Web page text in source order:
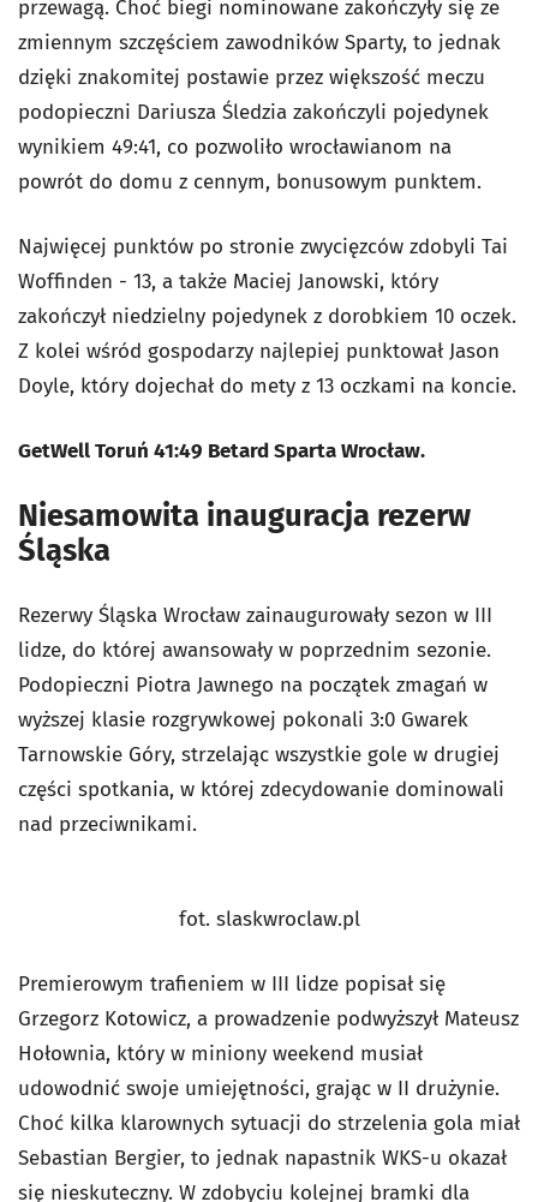
przewagą. Choć biegi nominowane zakończyły się ze
zmiennym szczęściem zawodników Sparty, to jednak
dzięki znakomitej postawie przez większość meczu
podopieczni Dariusza Śledzia zakończyli pojedynek
wynikiem 49:41, co pozwoliło wrocławianom na
powrót do domu z cennym, bonusowym punktem.
Najwięcej punktów po stronie zwycięzców zdobyli Tai
Woffinden - 13, a także Maciej Janowski, który
zakończył niedzielny pojedynek z dorobkiem 10 oczek.
Z kolei wśród gospodarzy najlepiej punktował Jason
Doyle, który dojechał do mety z 13 oczkami na koncie.
GetWell Toruń 41:49 Betard Sparta Wrocław.
Niesamowita inauguracja rezerw
Śląska
Rezerwy Śląska Wrocław zainaugurowały sezon w III
lidze, do której awansowały w poprzednim sezonie.
Podopieczni Piotra Jawnego na początek zmagań w
wyższej klasie rozgrywkowej pokonali 3:0 Gwarek
Tarnowskie Góry, strzelając wszystkie gole w drugiej
części spotkania, w której zdecydowanie dominowali
nad przeciwnikami.
fot. slaskwroclaw.pl
Premierowym trafieniem w III lidze popisał się
Grzegorz Kotowicz, a prowadzenie podwyższył Mateusz
Hołownia, który w miniony weekend musiał
udowodnić swoje umiejętności, grając w II drużynie.
Choć kilka klarownych sytuacji do strzelenia gola miał
Sebastian Bergier, to jednak napastnik WKS-u okazał
się nieskuteczny. W zdobyciu kolejnej bramki dla